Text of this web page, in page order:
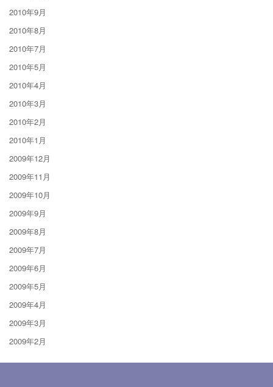
2010年9月
2010年8月
2010年7月
2010年5月
2010年4月
2010年3月
2010年2月
2010年1月
2009年12月
2009年11月
2009年10月
2009年9月
2009年8月
2009年7月
2009年6月
2009年5月
2009年4月
2009年3月
2009年2月